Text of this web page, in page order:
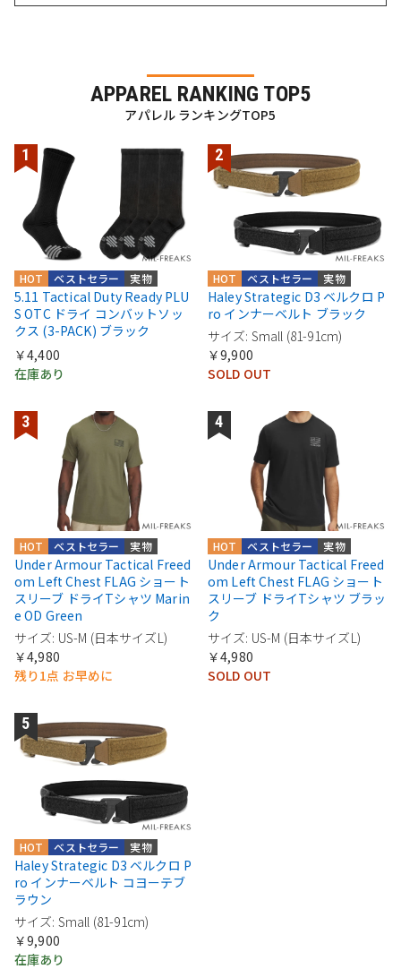
APPAREL RANKING TOP5
アパレル ランキングTOP5
実物
ベストセラー
HOT
5.11 Tactical Duty Ready PLU
S OTC ドライ コンバットソッ
クス (3-PACK) ブラック
￥4,400
在庫あり
実物
ベストセラー
HOT
Haley Strategic D3 ベルクロ P
ro インナーベルト ブラック
サイズ: Small (81-91cm)
￥9,900
SOLD OUT
実物
ベストセラー
HOT
Under Armour Tactical Freed
om Left Chest FLAG ショート
スリーブ ドライTシャツ Marin
e OD Green
サイズ: US-M (日本サイズL)
￥4,980
残り1点 お早めに
実物
ベストセラー
HOT
Under Armour Tactical Freed
om Left Chest FLAG ショート
スリーブ ドライTシャツ ブラッ
ク
サイズ: US-M (日本サイズL)
￥4,980
SOLD OUT
実物
ベストセラー
HOT
Haley Strategic D3 ベルクロ P
ro インナーベルト コヨーテブ
ラウン
サイズ: Small (81-91cm)
￥9,900
在庫あり